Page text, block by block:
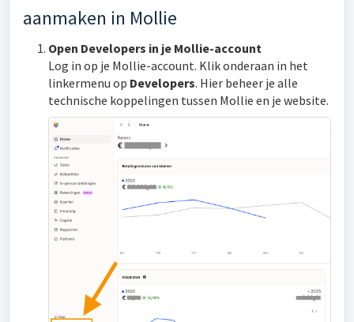
aanmaken in Mollie
Open Developers in je Mollie-account
Log in op je Mollie-account. Klik onderaan in het
linkermenu op Developers. Hier beheer je alle
technische koppelingen tussen Mollie en je website.